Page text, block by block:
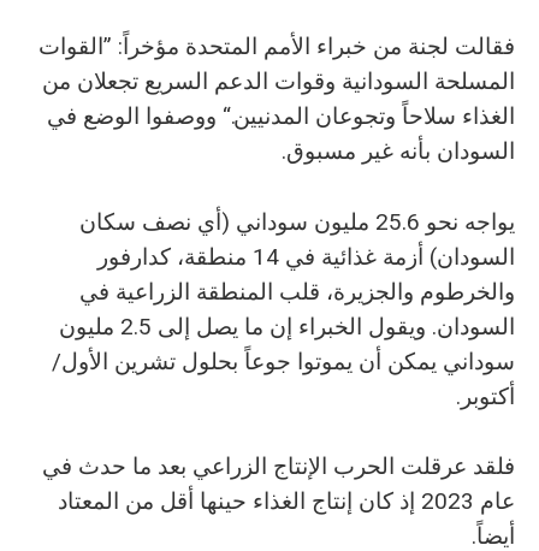
فقالت لجنة من خبراء الأمم المتحدة مؤخراً: ”القوات
المسلحة السودانية وقوات الدعم السريع تجعلان من
الغذاء سلاحاً وتجوعان المدنيين.“ ووصفوا الوضع في
السودان بأنه غير مسبوق.
يواجه نحو 25.6 مليون سوداني (أي نصف سكان
السودان) أزمة غذائية في 14 منطقة، كدارفور
والخرطوم والجزيرة، قلب المنطقة الزراعية في
السودان. ويقول الخبراء إن ما يصل إلى 2.5 مليون
سوداني يمكن أن يموتوا جوعاً بحلول تشرين الأول/
أكتوبر.
فلقد عرقلت الحرب الإنتاج الزراعي بعد ما حدث في
عام 2023 إذ كان إنتاج الغذاء حينها أقل من المعتاد
أيضاً.